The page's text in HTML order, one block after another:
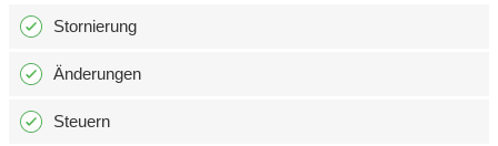
Stornierung
Änderungen
Steuern